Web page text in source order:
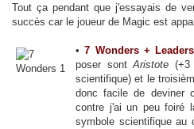
Tout ça pendant que j'essayais de
succès car le joueur de Magic est
•7 Wonders + Leaders
poser sontAristote (+3
scientifique) et le
donc facile de deviner
contre j'ai un peu foiré
symbole scientifique au